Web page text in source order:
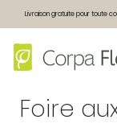
Livraison gratuite pour toute
Foire